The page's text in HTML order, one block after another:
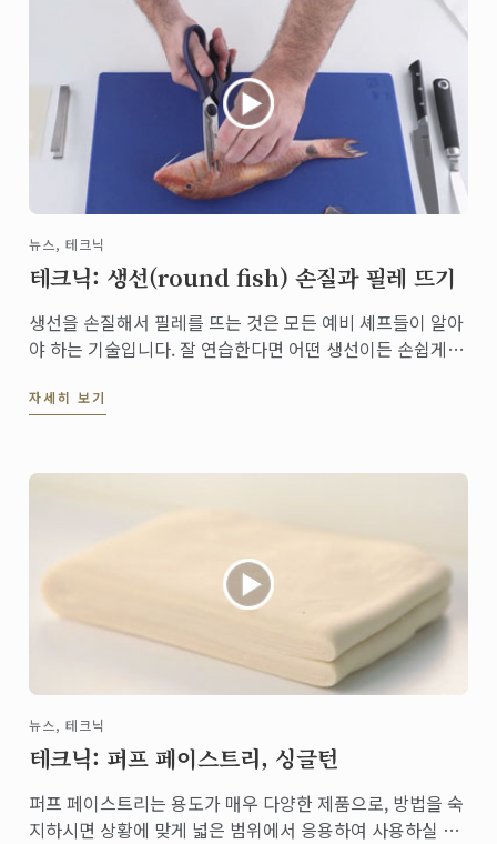
뉴스, 테크닉
테크닉: 생선(round fish) 손질과 필레 뜨기
생선을 손질해서 필레를 뜨는 것은 모든 예비 셰프들이 알아
야 하는 기술입니다. 잘 연습한다면 어떤 생선이든 손쉽게
자세히 보기
뉴스, 테크닉
테크닉: 퍼프 페이스트리, 싱글턴
퍼프 페이스트리는 용도가 매우 다양한 제품으로, 방법을 숙
지하시면 상황에 맞게 넓은 범위에서 응용하여 사용하실 수